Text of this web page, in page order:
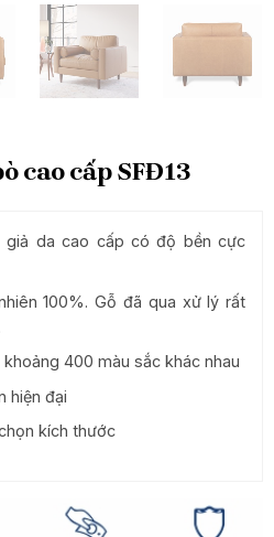
cao cấp SFĐ13
giả da cao cấp có độ bền cực
100%. Gỗ đã qua xử lý rất
400 màu sắc khác nhau
hiện đại
kích thước